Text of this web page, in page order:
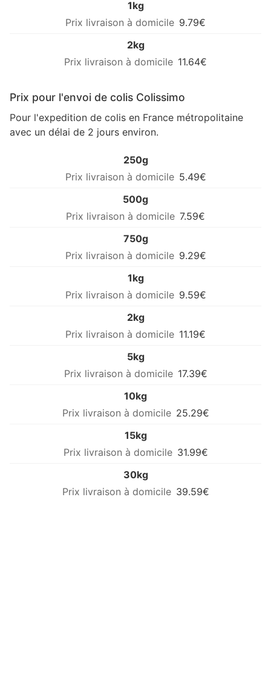
1kg
9.79€
2kg
11.64€
Prix pour l'envoi de colis Colissimo
Pour l'expedition de colis en France métropolitaine
avec un délai de 2 jours environ.
250g
5.49€
500g
7.59€
750g
9.29€
1kg
9.59€
2kg
11.19€
5kg
17.39€
10kg
25.29€
15kg
31.99€
30kg
39.59€